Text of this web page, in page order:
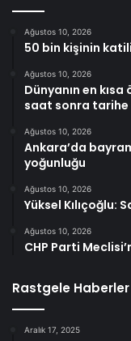
Ağustos 10, 2026
50 bin kişinin katili
Ağustos 10, 2026
Dünyanın en
saat sonra tarihe
Ağustos 10, 2026
Ankara’da
yoğunluğu
Ağustos 10, 2026
Yüksel Kılıçoğlu:
Ağustos 10, 2026
CHP Parti
Rastgele Haberler
Aralık 17, 2025